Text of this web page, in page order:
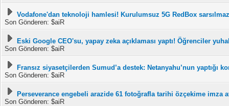
Vodafone'dan teknoloji hamlesi! Kurulumsuz 5G RedBox
Son Gönderen: $aiR
Eski Google CEO'su, yapay zeka açıklaması yaptı! Öğrenciler
Son Gönderen: $aiR
Fransız siyasetçilerden Sumud’a destek: Netanyahu’nun yaptığı
Son Gönderen: $aiR
Perseverance engebeli arazide 61 fotoğrafla tarihi özçekime imza
Son Gönderen: $aiR